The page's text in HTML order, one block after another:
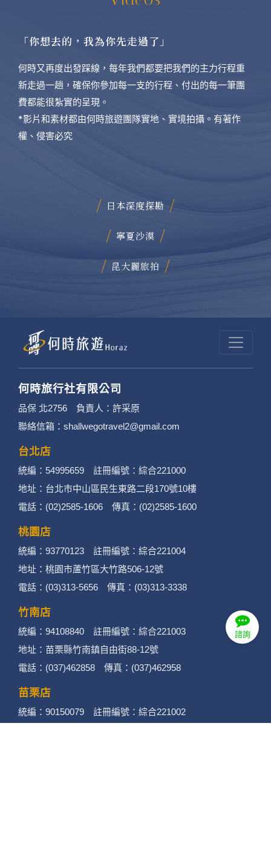
「你想去的，我為你先走過了」
何時又再度出發踩線，每年我們都要把我們的主力行程重
新走過一趟，確保你參加每一支的行程、付出的每一筆團
費都能很紮實的呈現。
*影片和素材都由何時旅遊團隊實地、實境拍攝。有著作
權、侵害必究
日本深度探勘
寧夏沙漠
昆大麗旅拍
諮詢
何時旅行社有限公司
品保 北2756 負責人：許采原
聯絡信箱：shallwegotravel2@gmail.com
台北店
統編：54995659 註冊編號：綜合221000
地址：台北市中山區民生東路二段170號10樓
電話：(02)2585-1606 傳真：(02)2585-1600
桃園店
統編：93770123 註冊編號：綜合221004
地址：桃園市蘆竹區大竹路506-12號
電話：(03)313-5656 傳真：(03)313-3338
竹南店
統編：94108840 註冊編號：綜合221003
地址：苗栗縣竹南鎮自由街88-12號
電話：(037)462858 傳真：(037)462958
苗栗店
統編：90150079 註冊編號：綜合221002